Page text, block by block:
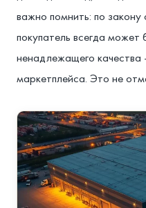
важно помнить: по
покупатель всегда может
ненадлежащего
маркетплейса. Это не